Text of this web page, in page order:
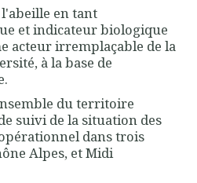
l'abeille en tant
et indicateur biologique
acteur irremplaçable de la
à la base de
du territoire
suivi de la situation des
dans trois
Alpes, et Midi